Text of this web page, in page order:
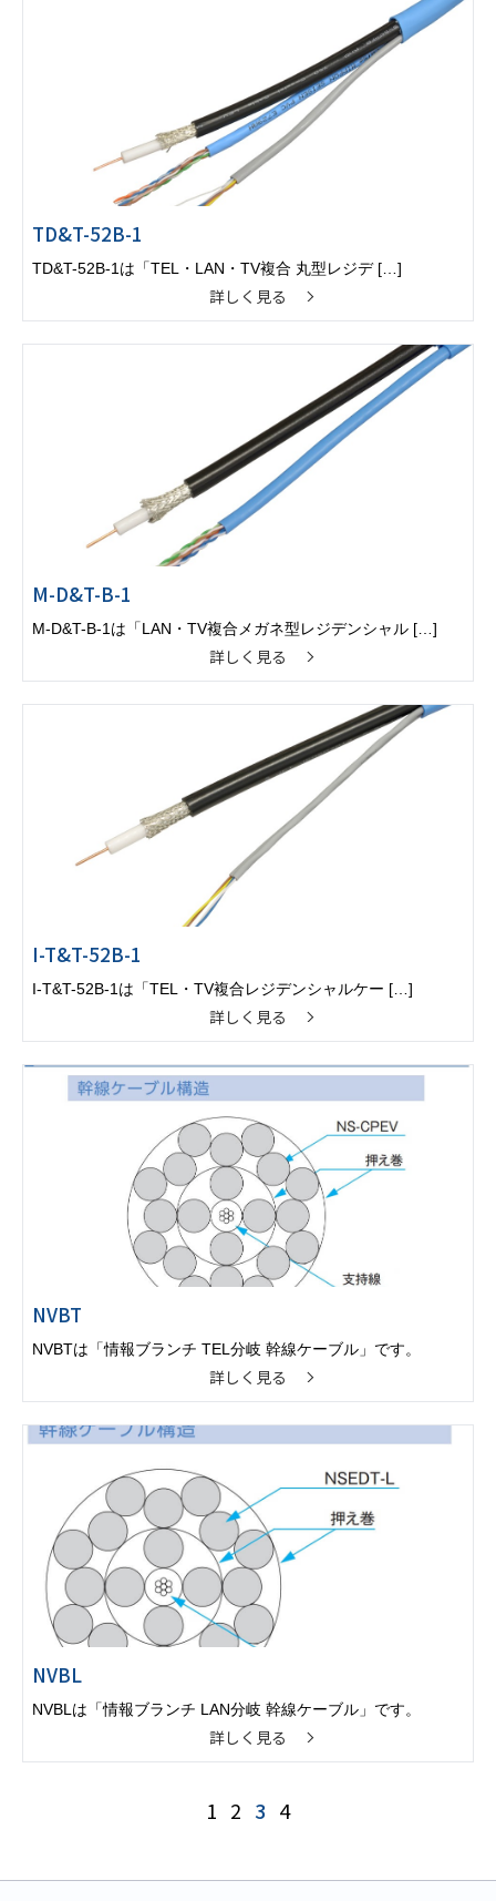
TD&T-52B-1
TD&T-52B-1は「TEL・LAN・TV複合 丸型レジデ […]
詳しく見る
M-D&T-B-1
M-D&T-B-1は「LAN・TV複合メガネ型レジデンシャル […]
詳しく見る
I-T&T-52B-1
I-T&T-52B-1は「TEL・TV複合レジデンシャルケー […]
詳しく見る
NVBT
NVBTは「情報ブランチ TEL分岐 幹線ケーブル」です。
詳しく見る
NVBL
NVBLは「情報ブランチ LAN分岐 幹線ケーブル」です。
詳しく見る
1 2 3 4